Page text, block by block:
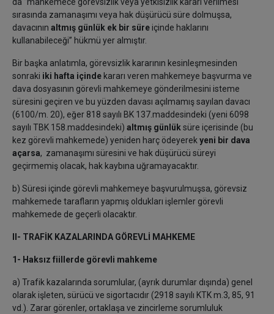
da “mahkemece görevsizlik veya yetkisizlik kararı verilmesi
sırasında zamanaşımı veya hak düşürücü süre dolmuşsa,
davacının altmış günlük ek bir süreiçinde haklarını
kullanabileceği” hükmü yer almıştır.
Bir başka anlatımla, görevsizlik kararının kesinleşmesinden
sonraki iki hafta içinde kararı veren mahkemeye başvurma ve
dava dosyasının görevli mahkemeye gönderilmesini isteme
süresini geçiren ve bu yüzden davası açılmamış sayılan davacı
(6100/m. 20), eğer 818 sayılı BK 137.maddesindeki (yeni 6098
sayılı TBK 158.maddesindeki) altmış günlüksüre içerisinde (bu
kez görevli mahkemede) yeniden harç ödeyerekyeni bir dava
açarsa, zamanaşımı süresini ve hak düşürücü süreyi
geçirmemiş olacak, hak kaybına uğramayacaktır.
b) Süresi içinde görevli mahkemeye başvurulmuşsa, görevsiz
mahkemede tarafların yapmış oldukları işlemler görevli
mahkemede de geçerli olacaktır.
II- TRAFİK KAZALARINDA GÖREVLİ MAHKEME
1- Haksız fiillerde görevli mahkeme
a) Trafik kazalarında sorumlular, (ayrık durumlar dışında) genel
olarak işleten, sürücü ve sigortacıdır (2918 sayılı KTK m.3, 85, 91
vd.). Zarar görenler, ortaklaşa ve zincirleme sorumluluk